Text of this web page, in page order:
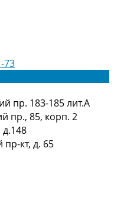
73
пр. 183-185 лит.А
пр., 85, корп. 2
пр-кт, д. 65